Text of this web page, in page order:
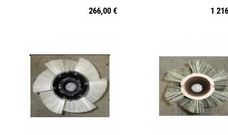
266,00 € 1